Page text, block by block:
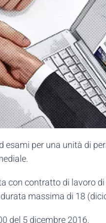
esami per una unità di
con contratto di lavoro
massima di 18
del 5 dicembre 2016.